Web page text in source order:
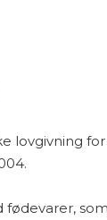
lovgivning